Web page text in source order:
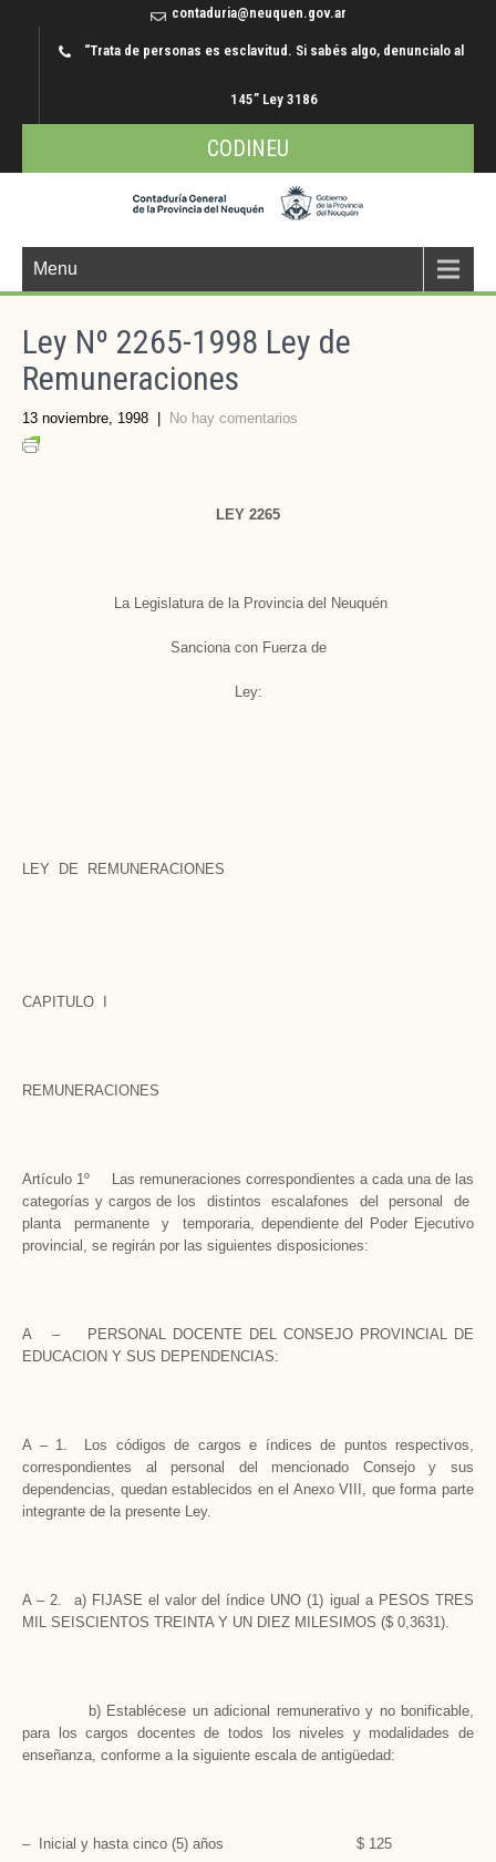
contaduria@neuquen.gov.ar
“Trata de personas es esclavitud. Si sabés algo, denuncialo al
145” Ley 3186
CODINEU
Menu
Ley Nº 2265-1998 Ley de
Remuneraciones
13 noviembre, 1998 No hay comentarios
LEY 2265
La Legislatura de la Provincia del Neuquén
Sanciona con Fuerza de
Ley:
LEY DE REMUNERACIONES
CAPITULO I
REMUNERACIONES
Artículo 1º Las remuneraciones correspondientes a cada una de las
categorías y cargos de los distintos escalafones del personal de
planta permanente y temporaria, dependiente del Poder Ejecutivo
provincial, se regirán por las siguientes disposiciones:
A – PERSONAL DOCENTE DEL CONSEJO PROVINCIAL DE
EDUCACION Y SUS DEPENDENCIAS:
A – 1. Los códigos de cargos e índices de puntos respectivos,
correspondientes al personal del mencionado Consejo y sus
dependencias, quedan establecidos en el Anexo VIII, que forma parte
integrante de la presente Ley.
A – 2. a) FIJASE el valor del índice UNO (1) igual a PESOS TRES
MIL SEISCIENTOS TREINTA Y UN DIEZ MILESIMOS ($ 0,3631).
b) Establécese un adicional remunerativo y no bonificable,
para los cargos docentes de todos los niveles y modalidades de
enseñanza, conforme a la siguiente escala de antigüedad:
– Inicial y hasta cinco (5) años $ 125